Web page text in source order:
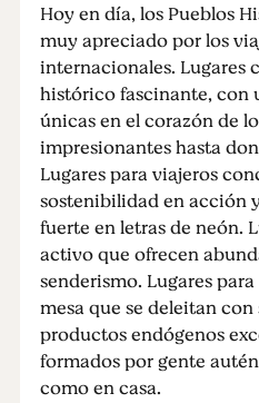
Hoy en día, los Pueblos
muy apreciado por los
internacionales. Lugares
histórico fascinante, con
únicas en el corazón de
impresionantes hasta
Lugares para viajeros
sostenibilidad en acción
fuerte en letras de neón.
activo que ofrecen
senderismo. Lugares
mesa que se deleitan
productos endógenos
formados por gente
como en casa.